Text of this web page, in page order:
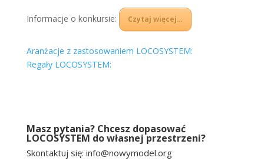
Informacje o konkursie: Czytaj więcej…
Aranżacje z zastosowaniem LOCOSYSTEM:
Regały LOCOSYSTEM:
Masz pytania? Chcesz dopasować
LOCOSYSTEM do własnej przestrzeni?
Skontaktuj się: info@nowymodel.org